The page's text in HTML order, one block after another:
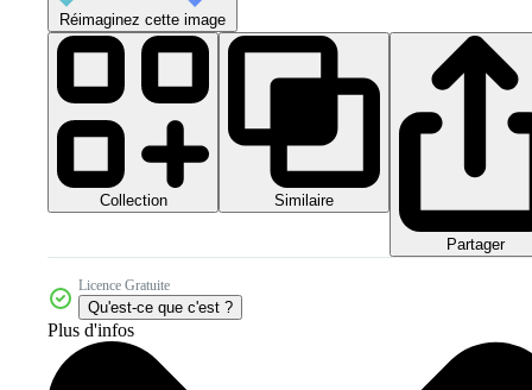
Réimaginez cette image
Collection Similaire
Partager
Licence Gratuite
Qu'est-ce que c'est ?
Plus d'infos